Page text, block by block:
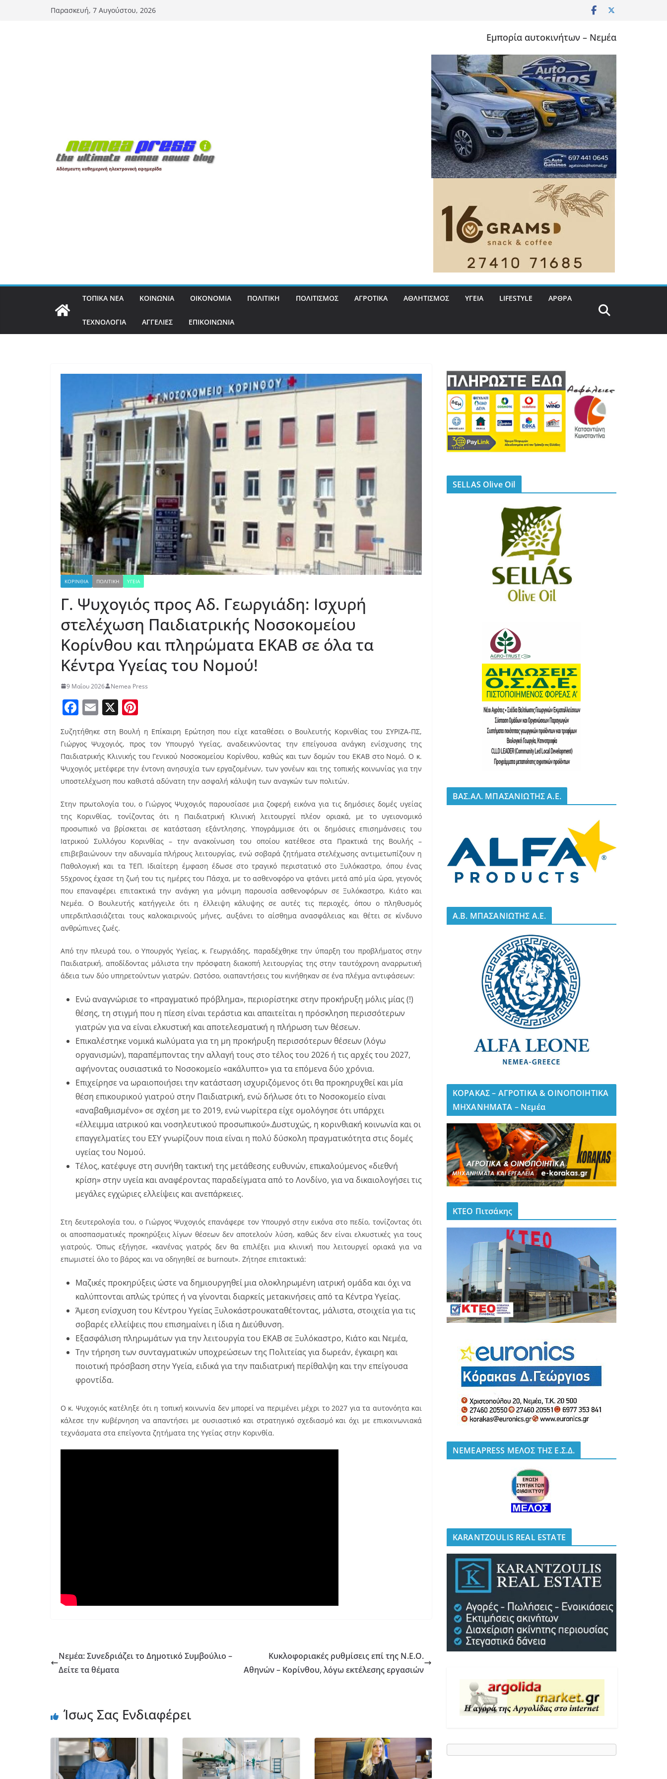
Παρασκευή, 7 Αυγούστου, 2026
Εμπορία αυτοκινήτων – Νεμέα
ΤΟΠΙΚΑ ΝΕΑ ΚΟΙΝΩΝΙΑ ΟΙΚΟΝΟΜΙΑ ΠΟΛΙΤΙΚΗ ΠΟΛΙΤΙΣΜΟΣ ΑΓΡΟΤΙΚΑ ΑΘΛΗΤΙΣΜΟΣ ΥΓΕΙΑ LIFESTYLE ΑΡΘΡΑ
ΤΕΧΝΟΛΟΓΙΑ ΑΓΓΕΛΙΕΣ ΕΠΙΚΟΙΝΩΝΙΑ
ΚΟΡΙΝΘΙΑ ΠΟΛΙΤΙΚΗ ΥΓΕΙΑ
Γ. Ψυχογιός προς Αδ. Γεωργιάδη: Ισχυρή
στελέχωση Παιδιατρικής Νοσοκομείου
Κορίνθου και πληρώματα ΕΚΑΒ σε όλα τα
Κέντρα Υγείας του Νομού!
9 Μαΐου 2026 Nemea Press
F
a
c
e
b
o
o
k
E
ai
l
X
nt
er
e
st
Συζητήθηκε στη Βουλή η Επίκαιρη Ερώτηση που είχε καταθέσει ο Βουλευτής Κορινθίας του ΣΥΡΙΖΑ-ΠΣ,
Γιώργος Ψυχογιός, προς τον Υπουργό Υγείας, αναδεικνύοντας την επείγουσα ανάγκη ενίσχυσης της
Παιδιατρικής Κλινικής του Γενικού Νοσοκομείου Κορίνθου, καθώς και των δομών του ΕΚΑΒ στο Νομό. Ο κ.
Ψυχογιός μετέφερε την έντονη ανησυχία των εργαζομένων, των γονέων και της τοπικής κοινωνίας για την
υποστελέχωση που καθιστά αδύνατη την ασφαλή κάλυψη των αναγκών των πολιτών.
Στην πρωτολογία του, ο Γιώργος Ψυχογιός παρουσίασε μια ζοφερή εικόνα για τις δημόσιες δομές υγείας
της Κορινθίας, τονίζοντας ότι η Παιδιατρική Κλινική λειτουργεί πλέον οριακά, με το υγειονομικό
προσωπικό να βρίσκεται σε κατάσταση εξάντλησης. Υπογράμμισε ότι οι δημόσιες επισημάνσεις του
Ιατρικού Συλλόγου Κορινθίας – την ανακοίνωση του οποίου κατέθεσε στα Πρακτικά της Βουλής –
επιβεβαιώνουν την αδυναμία πλήρους λειτουργίας, ενώ σοβαρά ζητήματα στελέχωσης αντιμετωπίζουν η
Παθολογική και τα ΤΕΠ. Ιδιαίτερη έμφαση έδωσε στο τραγικό περιστατικό στο Ξυλόκαστρο, όπου ένας
55χρονος έχασε τη ζωή του τις ημέρες του Πάσχα, με το ασθενοφόρο να φτάνει μετά από μία ώρα, γεγονός
που επαναφέρει επιτακτικά την ανάγκη για μόνιμη παρουσία ασθενοφόρων σε Ξυλόκαστρο, Κιάτο και
Νεμέα. Ο Βουλευτής κατήγγειλε ότι η έλλειψη κάλυψης σε αυτές τις περιοχές, όπου ο πληθυσμός
υπερδιπλασιάζεται τους καλοκαιρινούς μήνες, αυξάνει το αίσθημα ανασφάλειας και θέτει σε κίνδυνο
ανθρώπινες ζωές.
Από την πλευρά του, ο Υπουργός Υγείας, κ. Γεωργιάδης, παραδέχθηκε την ύπαρξη του προβλήματος στην
Παιδιατρική, αποδίδοντας μάλιστα την πρόσφατη διακοπή λειτουργίας της στην ταυτόχρονη αναρρωτική
άδεια των δύο υπηρετούντων γιατρών. Ωστόσο, οιαπαντήσεις του κινήθηκαν σε ένα πλέγμα αντιφάσεων:
Ενώ αναγνώρισε το «πραγματικό πρόβλημα», περιορίστηκε στην προκήρυξη μόλις μίας (!)
θέσης, τη στιγμή που η πίεση είναι τεράστια και απαιτείται η πρόσκληση περισσότερων
γιατρών για να είναι ελκυστική και αποτελεσματική η πλήρωση των θέσεων.
Επικαλέστηκε νομικά κωλύματα για τη μη προκήρυξη περισσότερων θέσεων (λόγω
οργανισμών), παραπέμποντας την αλλαγή τους στο τέλος του 2026 ή τις αρχές του 2027,
αφήνοντας ουσιαστικά το Νοσοκομείο «ακάλυπτο» για τα επόμενα δύο χρόνια.
Επιχείρησε να ωραιοποιήσει την κατάσταση ισχυριζόμενος ότι θα προκηρυχθεί και μία
θέση επικουρικού γιατρού στην Παιδιατρική, ενώ δήλωσε ότι το Νοσοκομείο είναι
«αναβαθμισμένο» σε σχέση με το 2019, ενώ νωρίτερα είχε ομολόγησε ότι υπάρχει
«έλλειμμα ιατρικού και νοσηλευτικού προσωπικού».Δυστυχώς, η κορινθιακή κοινωνία και οι
επαγγελματίες του ΕΣΥ γνωρίζουν ποια είναι η πολύ δύσκολη πραγματικότητα στις δομές
υγείας του Νομού.
Τέλος, κατέφυγε στη συνήθη τακτική της μετάθεσης ευθυνών, επικαλούμενος «διεθνή
κρίση» στην υγεία και αναφέροντας παραδείγματα από το Λονδίνο, για να δικαιολογήσει τις
μεγάλες εγχώριες ελλείψεις και ανεπάρκειες.
Στη δευτερολογία του, ο Γιώργος Ψυχογιός επανάφερε τον Υπουργό στην εικόνα στο πεδίο, τονίζοντας ότι
οι αποσπασματικές προκηρύξεις λίγων θέσεων δεν αποτελούν λύση, καθώς δεν είναι ελκυστικές για τους
γιατρούς. Όπως εξήγησε, «κανένας γιατρός δεν θα επιλέξει μια κλινική που λειτουργεί οριακά για να
επωμιστεί όλο το βάρος και να οδηγηθεί σε burnout». Ζήτησε επιτακτικά:
Μαζικές προκηρύξεις ώστε να δημιουργηθεί μια ολοκληρωμένη ιατρική ομάδα και όχι να
καλύπτονται απλώς τρύπες ή να γίνονται διαρκείς μετακινήσεις από τα Κέντρα Υγείας.
Άμεση ενίσχυση του Κέντρου Υγείας Ξυλοκάστρουκαταθέτοντας, μάλιστα, στοιχεία για τις
σοβαρές ελλείψεις που επισημαίνει η ίδια η Διεύθυνση.
Εξασφάλιση πληρωμάτων για την λειτουργία του ΕΚΑΒ σε Ξυλόκαστρο, Κιάτο και Νεμέα,
Την τήρηση των συνταγματικών υποχρεώσεων της Πολιτείας για δωρεάν, έγκαιρη και
ποιοτική πρόσβαση στην Υγεία, ειδικά για την παιδιατρική περίθαλψη και την επείγουσα
φροντίδα.
Ο κ. Ψυχογιός κατέληξε ότι η τοπική κοινωνία δεν μπορεί να περιμένει μέχρι το 2027 για τα αυτονόητα και
κάλεσε την κυβέρνηση να απαντήσει με ουσιαστικό και στρατηγικό σχεδιασμό και όχι με επικοινωνιακά
τεχνάσματα στα επείγοντα ζητήματα της Υγείας στην Κορινθία.
Νεμέα: Συνεδριάζει το Δημοτικό Συμβούλιο –
Δείτε τα θέματα
Κυκλοφοριακές ρυθμίσεις επί της Ν.Ε.Ο.
Αθηνών – Κορίνθου, λόγω εκτέλεσης εργασιών
Ίσως Σας Ενδιαφέρει
SELLAS Olive Oil
BΑΣ.ΑΛ. ΜΠΑΣΑΝΙΩΤΗΣ Α.Ε.
A.B. ΜΠΑΣΑΝΙΩΤΗΣ Α.Ε.
ΚΟΡΑΚΑΣ – ΑΓΡΟΤΙΚΑ & ΟΙΝΟΠΟΙΗΤΙΚΑ
ΜΗΧΑΝΗΜΑΤΑ – Νεμέα
ΚΤΕΟ Πιτσάκης
NEMEAPRESS ΜΕΛΟΣ ΤΗΣ Ε.Σ.Δ.
KARANTZOULIS REAL ESTATE